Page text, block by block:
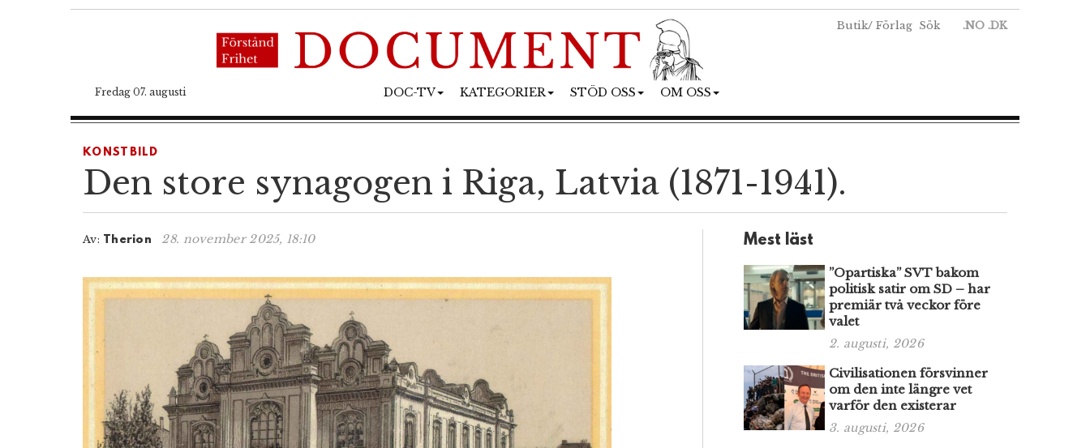
Butik/ Förlag Sök .NO .DK
Fredag 07. augusti DOC-TV KATEGORIER STÖD OSS OM OSS
KONSTBILD
Den store synagogen i Riga, Latvia (1871-1941).
Av: Therion 28. november 2025, 18:10 Mest läst
”Opartiska” SVT bakom
politisk satir om SD – har
premiär två veckor före
valet
2. augusti, 2026
Civilisationen försvinner
om den inte längre vet
varför den existerar
3. augusti, 2026